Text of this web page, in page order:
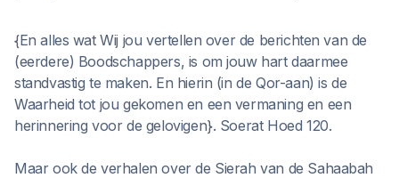
{En alles wat Wij jou vertellen over de berichten van de
(eerdere) Boodschappers, is om jouw hart daarmee
standvastig te maken. En hierin (in de Qor-aan) is de
Waarheid tot jou gekomen en een vermaning en een
herinnering voor de gelovigen}. Soerat Hoed 120.
Maar ook de verhalen over de Sierah van de Sahaabah